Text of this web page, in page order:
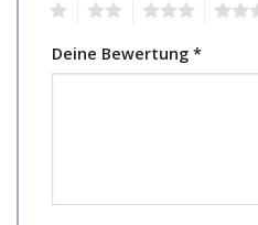
Deine Bewertung *